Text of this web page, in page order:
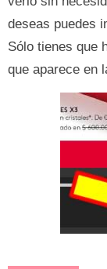
deseas puedes
Sólo tienes que
que aparece en